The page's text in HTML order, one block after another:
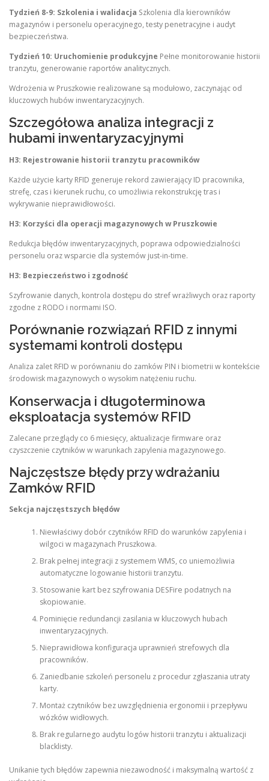
Tydzień 8-9: Szkolenia i walidacja Szkolenia dla kierowników
magazynów i personelu operacyjnego, testy penetracyjne i audyt
bezpieczeństwa.
Tydzień 10: Uruchomienie produkcyjne Pełne monitorowanie historii
tranzytu, generowanie raportów analitycznych.
Wdrożenia w Pruszkowie realizowane są modułowo, zaczynając od
kluczowych hubów inwentaryzacyjnych.
Szczegółowa analiza integracji z
hubami inwentaryzacyjnymi
H3: Rejestrowanie historii tranzytu pracowników
Każde użycie karty RFID generuje rekord zawierający ID pracownika,
strefę, czas i kierunek ruchu, co umożliwia rekonstrukcję tras i
wykrywanie nieprawidłowości.
H3: Korzyści dla operacji magazynowych w Pruszkowie
Redukcja błędów inwentaryzacyjnych, poprawa odpowiedzialności
personelu oraz wsparcie dla systemów just-in-time.
H3: Bezpieczeństwo i zgodność
Szyfrowanie danych, kontrola dostępu do stref wrażliwych oraz raporty
zgodne z RODO i normami ISO.
Porównanie rozwiązań RFID z innymi
systemami kontroli dostępu
Analiza zalet RFID w porównaniu do zamków PIN i biometrii w kontekście
środowisk magazynowych o wysokim natężeniu ruchu.
Konserwacja i długoterminowa
eksploatacja systemów RFID
Zalecane przeglądy co 6 miesięcy, aktualizacje firmware oraz
czyszczenie czytników w warunkach zapylenia magazynowego.
Najczęstsze błędy przy wdrażaniu
Zamków RFID
Sekcja najczęstszych błędów
Niewłaściwy dobór czytników RFID do warunków zapylenia i
wilgoci w magazynach Pruszkowa.
Brak pełnej integracji z systemem WMS, co uniemożliwia
automatyczne logowanie historii tranzytu.
Stosowanie kart bez szyfrowania DESFire podatnych na
skopiowanie.
Pominięcie redundancji zasilania w kluczowych hubach
inwentaryzacyjnych.
Nieprawidłowa konfiguracja uprawnień strefowych dla
pracowników.
Zaniedbanie szkoleń personelu z procedur zgłaszania utraty
karty.
Montaż czytników bez uwzględnienia ergonomii i przepływu
wózków widłowych.
Brak regularnego audytu logów historii tranzytu i aktualizacji
blacklisty.
Unikanie tych błędów zapewnia niezawodność i maksymalną wartość z